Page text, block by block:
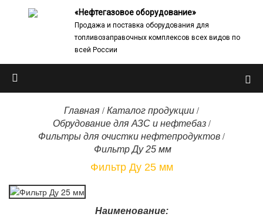
«Нефтегазовое оборудование»
Продажа и поставка оборудования для
топливозаправочных комплексов всех видов по
всей России
Главная / Каталог продукции /
Обрудование для АЗС и нефтебаз/
Фильтры для очистки нефтепродуктов /
Фильтр Ду 25 мм
Фильтр Ду 25 мм
Наименование: